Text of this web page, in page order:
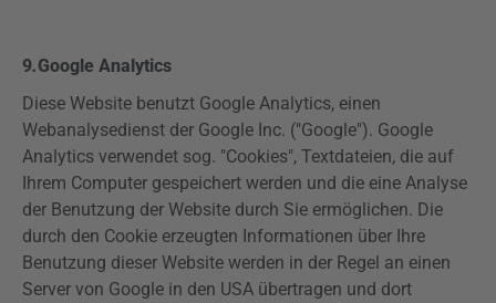
9.Google Analytics
Diese Website benutzt Google Analytics, einen
Webanalysedienst der Google Inc. ("Google"). Google
Analytics verwendet sog. "Cookies", Textdateien, die auf
Ihrem Computer gespeichert werden und die eine Analyse
der Benutzung der Website durch Sie ermöglichen. Die
durch den Cookie erzeugten Informationen über Ihre
Benutzung dieser Website werden in der Regel an einen
Server von Google in den USA übertragen und dort